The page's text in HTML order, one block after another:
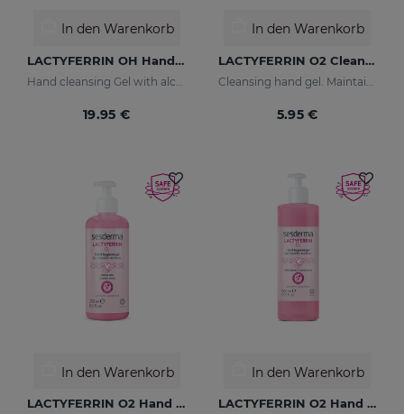
In den Warenkorb
LACTYFERRIN OH Hand Cleansing Gel 500ml
19.95 €
In den Warenkorb
LACTYFERRIN O2 Cleansing Hand Gel 80ml
5.95 €
In den Warenkorb
LACTYFERRIN O2 Hand Cleansing Gel 250ml
In den Warenkorb
LACTYFERRIN O2 Hand Cleansing Gel 500ml